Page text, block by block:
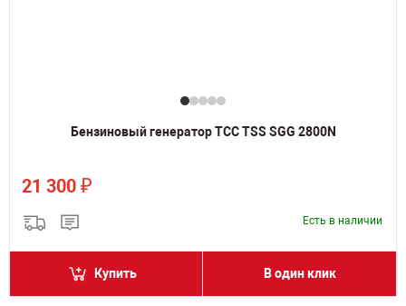
Бензиновый генератор ТСС TSS SGG 2800N
21 300 ₽
Есть в наличии
Купить В один клик